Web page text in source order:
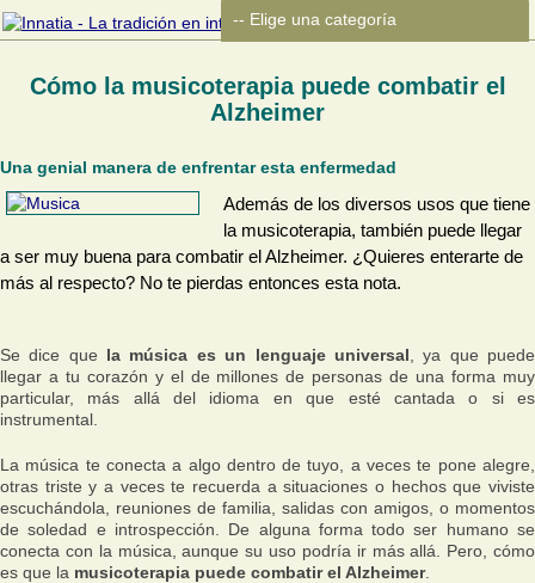
Cómo la musicoterapia puede combatir el
Alzheimer
Una genial manera de enfrentar esta enfermedad
Además de los diversos usos que tiene
la musicoterapia, también puede llegar
a ser muy buena para combatir el Alzheimer. ¿Quieres enterarte de
más al respecto? No te pierdas entonces esta nota.
Se dice que la música es un lenguaje universal , ya que puede
llegar a tu corazón y el de millones de personas de una forma muy
particular, más allá del idioma en que esté cantada o si es
instrumental.
La música te conecta a algo dentro de tuyo, a veces te pone alegre,
otras triste y a veces te recuerda a situaciones o hechos que viviste
escuchándola, reuniones de familia, salidas con amigos, o momentos
de soledad e introspección. De alguna forma todo ser humano se
conecta con la música, aunque su uso podría ir más allá. Pero, cómo
es que la musicoterapia puede combatir el Alzheimer.